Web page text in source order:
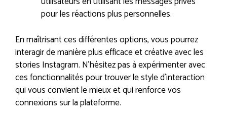
pour les réactions plus personnelles.
En maîtrisant ces différentes options, vous pourrez
interagir de manière plus efficace et créative avec les
stories Instagram. N’hésitez pas à expérimenter avec
ces fonctionnalités pour trouver le style d’interaction
qui vous convient le mieux et qui renforce vos
connexions sur la plateforme.